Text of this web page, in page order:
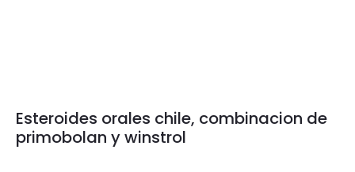
Esteroides orales chile, combinacion de
primobolan y winstrol